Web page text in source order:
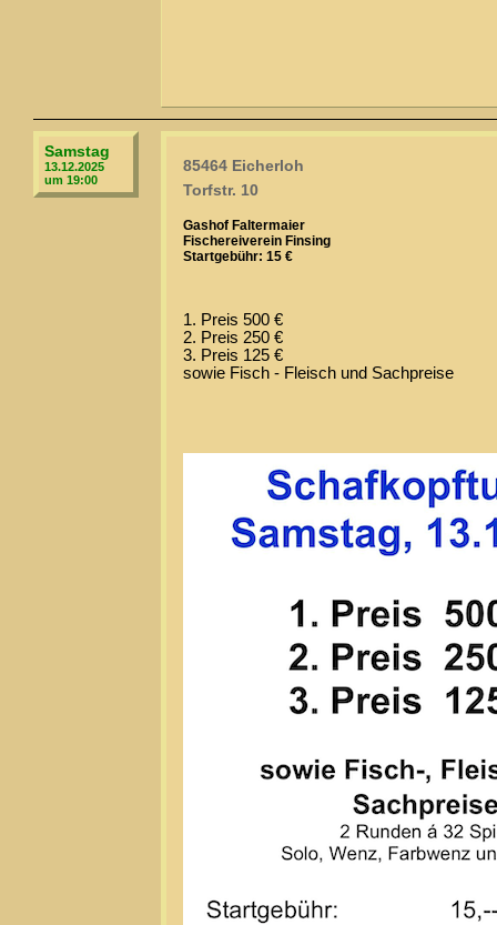
Samstag
13.12.2025
um 19:00
85464 Eicherloh
Torfstr. 10
Gashof Faltermaier
Fischereiverein Finsing
Startgebühr: 15 €
1. Preis 500 €
2. Preis 250 €
3. Preis 125 €
sowie Fisch - Fleisch und Sachpreise